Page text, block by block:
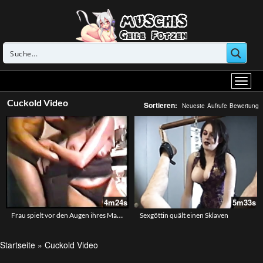
Cuckold Video Sortieren: Neueste Aufrufe Bewertung
4m24s
Frau spielt vor den Augen ihres Mannes mit zwei Schwänzen
5m33s
Sexgöttin quält einen Sklaven
Startseite » Cuckold Video